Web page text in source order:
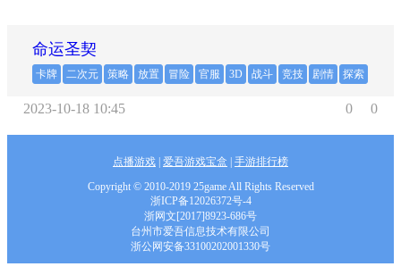
命运圣契
卡牌 二次元 策略 放置 冒险 官服 3D 战斗 竞技 剧情 探索
2023-10-18 10:45 0 0
点播游戏 爱吾游戏宝盒
手游排行榜
Copyright © 2010-2019 25game All Rights Reserved
浙ICP备12026372号-4
浙网文[2017]8923-686号
台州市爱吾信息技术有限公司
浙公网安备33100202001330号